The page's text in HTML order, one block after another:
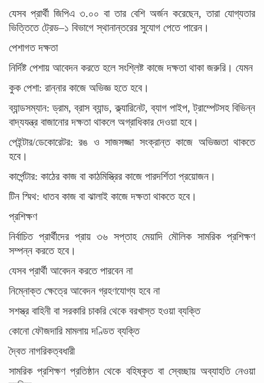
যেসব প্রার্থী জিপিএ ৩.০০ বা তার বেশি অর্জন করেছেন, তারা যোগ্যতার
ভিত্তিতে ট্রেড–১ বিভাগে স্থানান্তরের সুযোগ পেতে পারেন।
পেশাগত দক্ষতা
নির্দিষ্ট পেশায় আবেদন করতে হলে সংশ্লিষ্ট কাজে দক্ষতা থাকা জরুরি। যেমন
কুক পেশা: রান্নার কাজে অভিজ্ঞ হতে হবে।
ব্যান্ডসম্যান: ড্রাম, ব্রাস ব্যান্ড, ক্ল্যারিনেট, ব্যাগ পাইপ, ট্রাম্পেটসহ বিভিন্ন
বাদ্যযন্ত্র বাজানোর দক্ষতা থাকলে অগ্রাধিকার দেওয়া হবে।
পেইন্টার/ডেকোরেটর: রঙ ও সাজসজ্জা সংক্রান্ত কাজে অভিজ্ঞতা থাকতে
হবে।
কার্পেন্টার: কাঠের কাজ বা কাঠমিস্ত্রির কাজে পারদর্শিতা প্রয়োজন।
টিন স্মিথ: ধাতব কাজ বা ঝালাই কাজে দক্ষতা থাকতে হবে।
প্রশিক্ষণ
নির্বাচিত প্রার্থীদের প্রায় ৩৬ সপ্তাহ মেয়াদি মৌলিক সামরিক প্রশিক্ষণ
সম্পন্ন করতে হবে।
যেসব প্রার্থী আবেদন করতে পারবেন না
নিম্নোক্ত ক্ষেত্রে আবেদন গ্রহণযোগ্য হবে না
সশস্ত্র বাহিনী বা সরকারি চাকরি থেকে বরখাস্ত হওয়া ব্যক্তি
কোনো ফৌজদারি মামলায় দণ্ডিত ব্যক্তি
দ্বৈত নাগরিকত্বধারী
সামরিক প্রশিক্ষণ প্রতিষ্ঠান থেকে বহিষ্কৃত বা স্বেচ্ছায় অব্যাহতি নেওয়া